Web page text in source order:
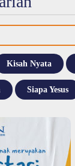
Kisah Nyata
Siapa Yesus